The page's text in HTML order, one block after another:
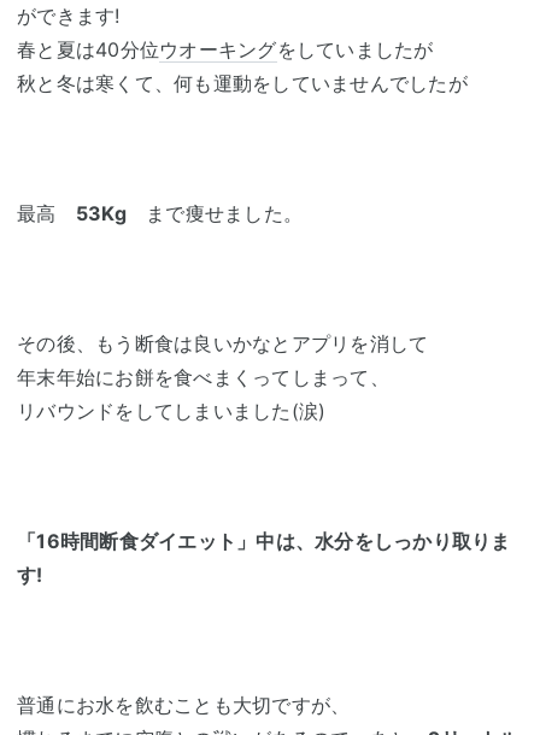
ができます!
春と夏は40分位ウオーキングをしていましたが
秋と冬は寒くて、何も運動をしていませんでしたが
最高 53Kgまで痩せました。
その後、もう断食は良いかなとアプリを消して
年末年始にお餅を食べまくってしまって、
リバウンドをしてしまいました(涙)
「16時間断食ダイエット」中は、水分をしっかり取りま
す!
普通にお水を飲むことも大切ですが、